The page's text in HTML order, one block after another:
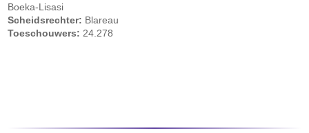
Boeka-Lisasi
Scheidsrechter: Blareau
Toeschouwers: 24.278